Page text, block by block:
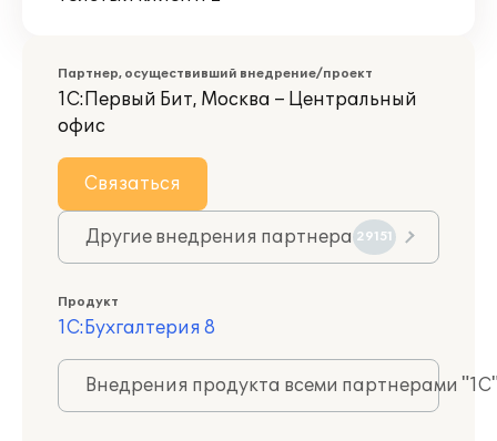
Партнер, осуществивший внедрение/проект
1С:Первый Бит, Москва – Центральный
офис
Связаться
Другие внедрения партнера 29151
Продукт
1С:Бухгалтерия 8
Внедрения продукта всеми партнерами